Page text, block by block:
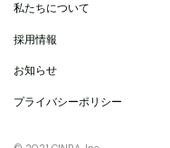
私たちについて
採用情報
お知らせ
プライバシーポリシー